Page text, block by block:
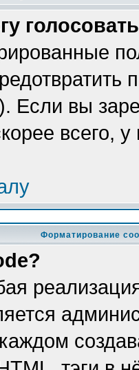
Если вы
всего,
Форматирование
каждом